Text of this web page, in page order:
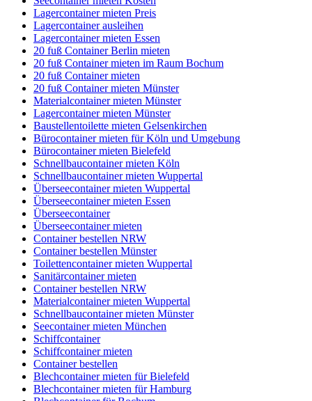
Lagercontainer mieten Preis
Lagercontainer ausleihen
Lagercontainer mieten Essen
20 fuß Container Berlin mieten
20 fuß Container mieten im Raum Bochum
20 fuß Container mieten
20 fuß Container mieten Münster
Materialcontainer mieten Münster
Lagercontainer mieten Münster
Baustellentoilette mieten Gelsenkirchen
Bürocontainer mieten für Köln und Umgebung
Bürocontainer mieten Bielefeld
Schnellbaucontainer mieten Köln
Schnellbaucontainer mieten Wuppertal
Überseecontainer mieten Wuppertal
Überseecontainer mieten Essen
Überseecontainer
Überseecontainer mieten
Container bestellen NRW
Container bestellen Münster
Toilettencontainer mieten Wuppertal
Sanitärcontainer mieten
Container bestellen NRW
Materialcontainer mieten Wuppertal
Schnellbaucontainer mieten Münster
Seecontainer mieten München
Schiffcontainer
Schiffcontainer mieten
Container bestellen
Blechcontainer mieten für Bielefeld
Blechcontainer mieten für Hamburg